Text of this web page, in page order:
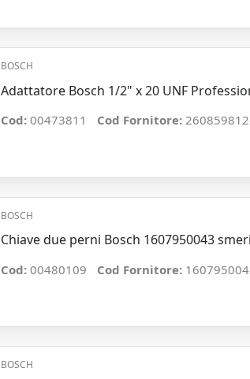
BOSCH
Adattatore Bosch 1/2" x 20 UNF
Cod: 00473811 Cod Fornitore:
BOSCH
Chiave due perni Bosch 1607950043
Cod: 00480109 Cod Fornitore:
BOSCH